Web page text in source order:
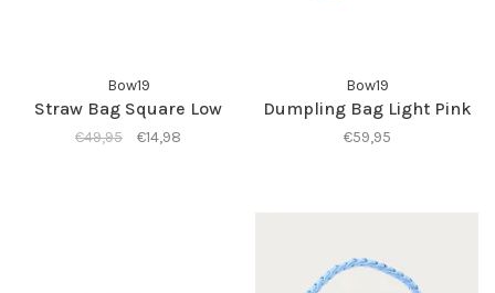
Bow19
Straw Bag Square Low
€49,95 €14,98
Bow19
Dumpling Bag Light Pink
€59,95